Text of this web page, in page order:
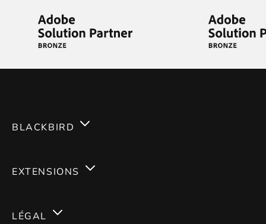
BLACKBIRD
EXTENSIONS
LÉGAL